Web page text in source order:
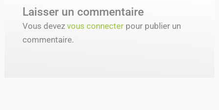
Laisser un commentaire
Vous devez vous connecterpour publier un
commentaire.